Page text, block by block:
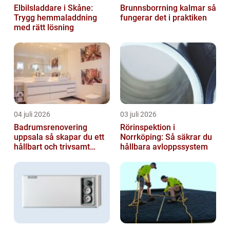
Elbilsladdare i Skåne:
Trygg hemmaladdning
med rätt lösning
Brunnsborrning kalmar så
fungerar det i praktiken
04 juli 2026
Badrumsrenovering
uppsala så skapar du ett
hållbart och trivsamt
03 juli 2026
Rörinspektion i
Norrköping: Så säkrar du
hållbara avloppssystem